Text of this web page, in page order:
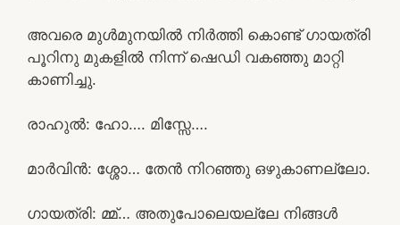
അവരെ മുൾമുനയിൽ നിർത്തി കൊണ്ട് ഗായത്രി
പൂറിനു മുകളിൽ നിന്ന് ഷെഡി വകഞ്ഞു മാറ്റി
കാണിച്ചു.
രാഹുൽ: ഹോ…. മിസ്സേ….
മാർവിൻ: ശ്ശോ… തേൻ നിറഞ്ഞു ഒഴുകാണല്ലോ.
ഗായത്രി: മ്മ്… അതുപോലെയല്ലേ നിങ്ങൾ